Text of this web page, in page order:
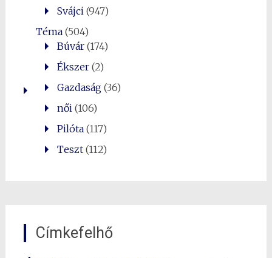
Svájci(947)
Téma(504)
Búvár(174)
Ékszer(2)
Gazdaság(36)
női(106)
Pilóta(117)
Teszt(112)
Címkefelhő